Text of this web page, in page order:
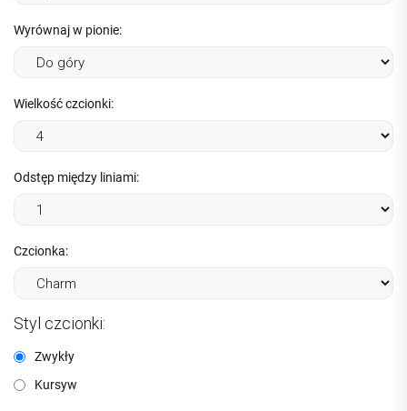
Wyrównaj w pionie:
Wielkość czcionki:
Odstęp między liniami:
Czcionka:
Styl czcionki:
Zwykły
Kursyw